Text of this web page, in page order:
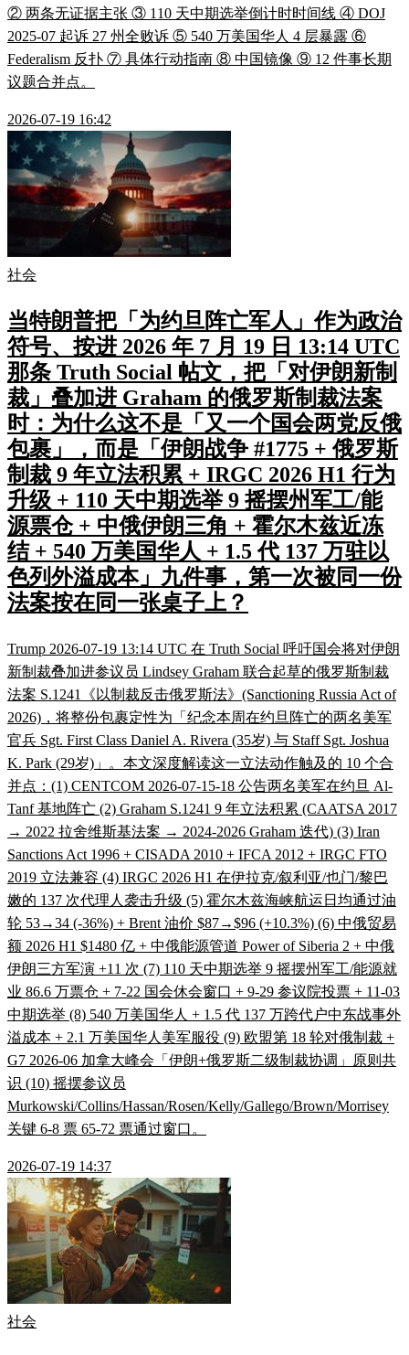
② 两条无证据主张 ③ 110 天中期选举倒计时时间线 ④ DOJ
2025-07 起诉 27 州全败诉 ⑤ 540 万美国华人 4 层暴露 ⑥
Federalism 反扑 ⑦ 具体行动指南 ⑧ 中国镜像 ⑨ 12 件事长期
议题合并点。
2026-07-19 16:42
社会
当特朗普把「为约旦阵亡军人」作为政治
符号、按进 2026 年 7 月 19 日 13:14 UTC
那条 Truth Social 帖文，把「对伊朗新制
裁」叠加进 Graham 的俄罗斯制裁法案
时：为什么这不是「又一个国会两党反俄
包裹」，而是「伊朗战争 #1775 + 俄罗斯
制裁 9 年立法积累 + IRGC 2026 H1 行为
升级 + 110 天中期选举 9 摇摆州军工/能
源票仓 + 中俄伊朗三角 + 霍尔木兹近冻
结 + 540 万美国华人 + 1.5 代 137 万驻以
色列外溢成本」九件事，第一次被同一份
法案按在同一张桌子上？
Trump 2026-07-19 13:14 UTC 在 Truth Social 呼吁国会将对伊朗
新制裁叠加进参议员 Lindsey Graham 联合起草的俄罗斯制裁
法案 S.1241《以制裁反击俄罗斯法》(Sanctioning Russia Act of
2026)，将整份包裹定性为「纪念本周在约旦阵亡的两名美军
官兵 Sgt. First Class Daniel A. Rivera (35岁) 与 Staff Sgt. Joshua
K. Park (29岁)」。本文深度解读这一立法动作触及的 10 个合
并点：(1) CENTCOM 2026-07-15-18 公告两名美军在约旦 Al-
Tanf 基地阵亡 (2) Graham S.1241 9 年立法积累 (CAATSA 2017
→ 2022 拉舍维斯基法案 → 2024-2026 Graham 迭代) (3) Iran
Sanctions Act 1996 + CISADA 2010 + IFCA 2012 + IRGC FTO
2019 立法兼容 (4) IRGC 2026 H1 在伊拉克/叙利亚/也门/黎巴
嫩的 137 次代理人袭击升级 (5) 霍尔木兹海峡航运日均通过油
轮 53→34 (-36%) + Brent 油价 $87→$96 (+10.3%) (6) 中俄贸易
额 2026 H1 $1480 亿 + 中俄能源管道 Power of Siberia 2 + 中俄
伊朗三方军演 +11 次 (7) 110 天中期选举 9 摇摆州军工/能源就
业 86.6 万票仓 + 7-22 国会休会窗口 + 9-29 参议院投票 + 11-03
中期选举 (8) 540 万美国华人 + 1.5 代 137 万跨代户中东战事外
溢成本 + 2.1 万美国华人美军服役 (9) 欧盟第 18 轮对俄制裁 +
G7 2026-06 加拿大峰会「伊朗+俄罗斯二级制裁协调」原则共
识 (10) 摇摆参议员
Murkowski/Collins/Hassan/Rosen/Kelly/Gallego/Brown/Morrisey
关键 6-8 票 65-72 票通过窗口。
2026-07-19 14:37
社会